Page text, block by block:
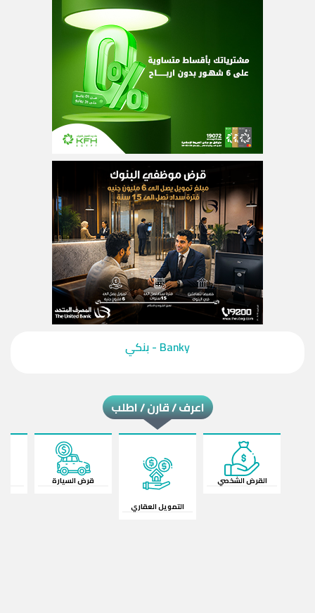
‎Banky - بنكي‎
اعرف / قارن / اطلب
القرض الشخصي
التمويل العقاري
قرض السيارة